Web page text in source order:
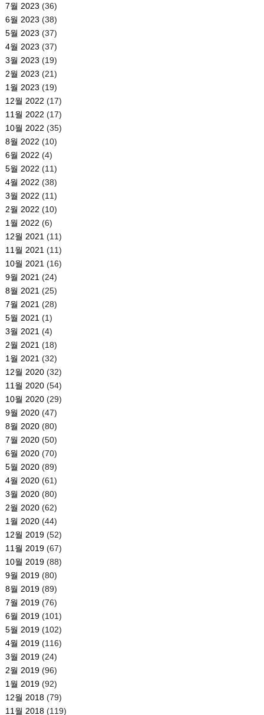
7월 2023 (36)
6월 2023 (38)
5월 2023 (37)
4월 2023 (37)
3월 2023 (19)
2월 2023 (21)
1월 2023 (19)
12월 2022 (17)
11월 2022 (17)
10월 2022 (35)
8월 2022 (10)
6월 2022 (4)
5월 2022 (11)
4월 2022 (38)
3월 2022 (11)
2월 2022 (10)
1월 2022 (6)
12월 2021 (11)
11월 2021 (11)
10월 2021 (16)
9월 2021 (24)
8월 2021 (25)
7월 2021 (28)
5월 2021 (1)
3월 2021 (4)
2월 2021 (18)
1월 2021 (32)
12월 2020(32)
11월 2020(54)
10월 2020(29)
9월 2020(47)
8월 2020(80)
7월 2020(50)
6월 2020(70)
5월 2020(89)
4월 2020(61)
3월 2020(80)
2월 2020(62)
1월 2020(44)
12월 2019(52)
11월 2019(67)
10월 2019(88)
9월 2019(80)
8월 2019(89)
7월 2019(76)
6월 2019(101)
5월 2019(102)
4월 2019(116)
3월 2019(24)
2월 2019(96)
1월 2019(92)
12월 2018(79)
11월 2018(119)